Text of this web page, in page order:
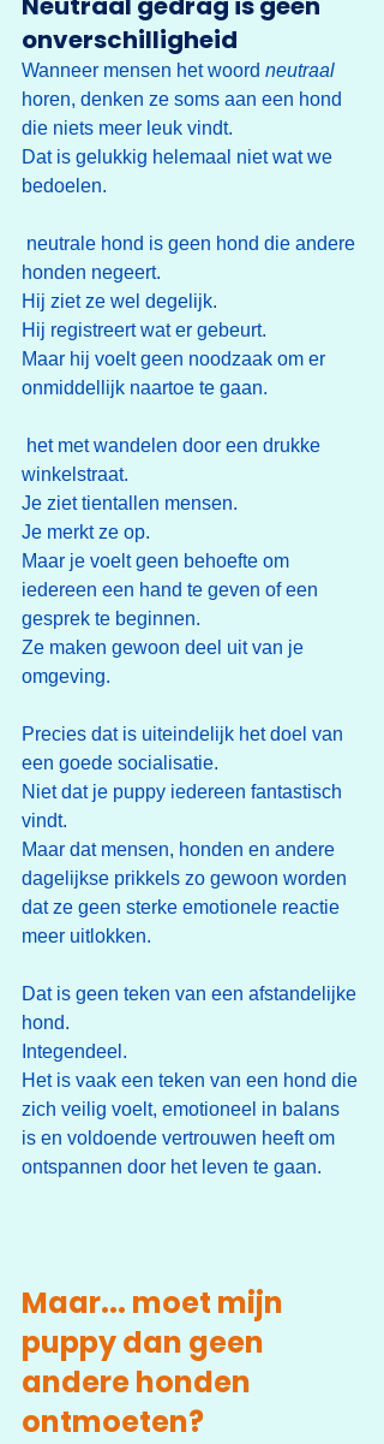
onverschilligheid
Wanneer mensen het woord neutraal
horen, denken ze soms aan een hond
die niets meer leuk vindt.
Dat is gelukkig helemaal niet wat we
bedoelen.
honden negeert.
Hij ziet ze wel degelijk.
Hij registreert wat er gebeurt.
Maar hij voelt geen noodzaak om er
onmiddellijk naartoe te gaan.
winkelstraat.
Je ziet tientallen mensen.
Je merkt ze op.
Maar je voelt geen behoefte om
iedereen een hand te geven of een
gesprek te beginnen.
Ze maken gewoon deel uit van je
omgeving.
Precies dat is uiteindelijk het doel van
een goede socialisatie.
Niet dat je puppy iedereen fantastisch
vindt.
Maar dat mensen, honden en andere
dagelijkse prikkels zo gewoon worden
dat ze geen sterke emotionele reactie
meer uitlokken.
Dat is geen teken van een afstandelijke
hond.
Integendeel.
Het is vaak een teken van een hond die
zich veilig voelt, emotioneel in balans
is en voldoende vertrouwen heeft om
ontspannen door het leven te gaan.
Maar... moet mijn
puppy dan geen
andere honden
ontmoeten?